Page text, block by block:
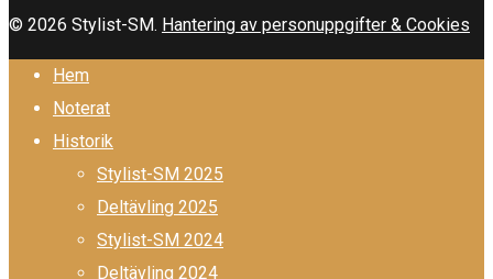
© 2026 Stylist-SM. Hantering av personuppgifter & Cookies
Hem
Noterat
Historik
Stylist-SM 2025
Deltävling 2025
Stylist-SM 2024
Deltävling 2024